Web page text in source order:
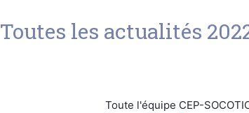
Toutes les actualités
Toute l'équipe CEP-